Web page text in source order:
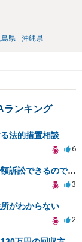
島県 沖縄県
ランキング
法的措置相談
6
クーリングオフを認めてもらうために少額訴訟できるのでしょうか。
3
がわからない
2